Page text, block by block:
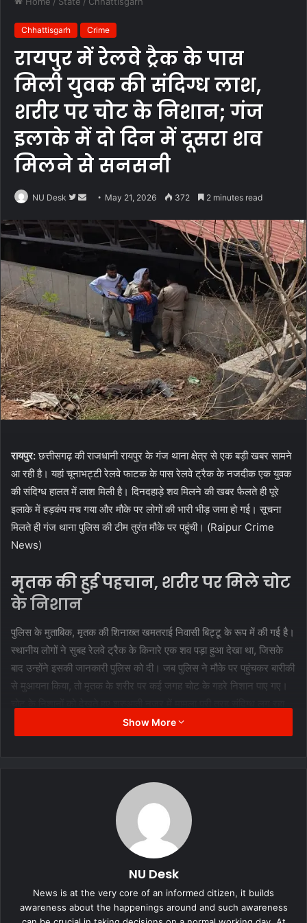
Chhattisgarh Crime
रायपुर में रेलवे ट्रैक के पास
मिली युवक की संदिग्ध लाश,
शरीर पर चोट के निशान; गंज
इलाके में दो दिन में दूसरा शव
मिलने से सनसनी
NU Desk
Follow
Twitter
Send
email
May 21, 2026 372 2 minutes read
रायपुर:छत्तीसगढ़ की राजधानी रायपुर के गंज थाना क्षेत्र से एक बड़ी खबर सामने
आ रही है। यहां चूनाभट्टी रेलवे फाटक के पास रेलवे ट्रैक के नजदीक एक युवक
की संदिग्ध हालत में लाश मिली है। दिनदहाड़े शव मिलने की खबर फैलते ही पूरे
इलाके में हड़कंप मच गया और मौके पर लोगों की भारी भीड़ जमा हो गई। सूचना
मिलते ही गंज थाना पुलिस की टीम तुरंत मौके पर पहुंची। (Raipur Crime
News)
मृतक की हुई पहचान, शरीर पर मिले चोट
के निशान
पुलिस के मुताबिक, मृतक की शिनाख्त खमतराई निवासी बिट्टू के रूप में की गई है।
स्थानीय लोगों ने सुबह रेलवे ट्रैक के किनारे एक शव पड़ा हुआ देखा था, जिसके
बाद उन्होंने इसकी जानकारी पुलिस को दी। जब पुलिस ने मौके पर पहुंचकर बारीकी
से मुआयना किया, तो मृतक के शरीर पर कई जगह चोट के गहरे निशान पाए गए।
है। (Suspicious Death Case Raipur)
लाश, दहशत का माहौल
इस घटना ने गंज इलाके के लोगों को डरा दिया है, क्योंकि पिछले दो दिनों के भीतर
यहां लाश मिलने की यह दूसरी वारदात है। इससे पहले गंज क्षेत्र में ही भ्रमार कुमार
चटर्जी नाम के व्यक्ति का शव मिला था, जिसकी जांच अभी चल ही रही थी कि इस
दूसरे मामले ने पुलिस की चिंता बढ़ा दी है। लगातार हो रही इन घटनाओं से स्थानीय
निवासियों के बीच दहशत और असुरक्षा का माहौल बना हुआ है। (Ganj Police
Station Raipur)
Show More
NU Desk
News is at the very core of an informed citizen, it builds
awareness about the happenings around and such awareness